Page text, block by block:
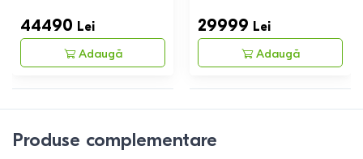
44490 Lei
Adaugă
29999 Lei
Adaugă
Produse complementare